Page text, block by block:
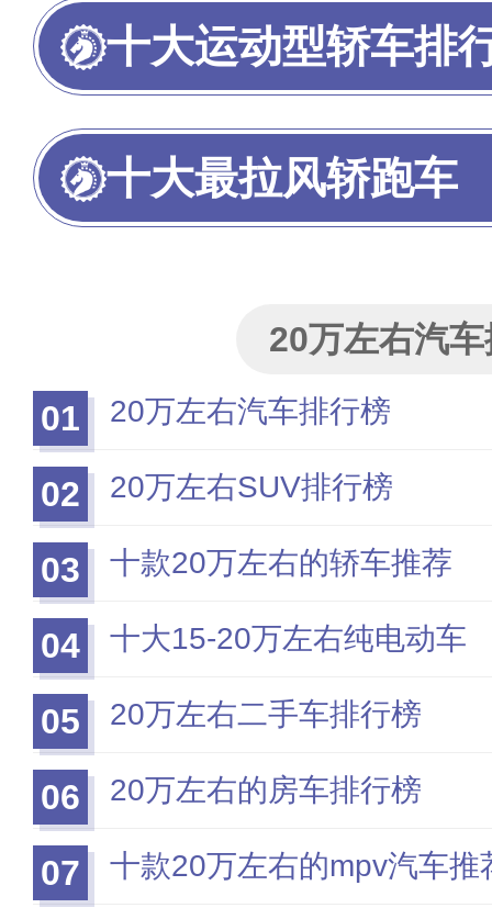
十大运动型轿车排
十大最拉风轿跑车
20万左右汽
01
20万左右汽车排行榜
02 20万左右SUV排行榜
03 十款20万左右的轿车推荐
04 十大15-20万左右纯电动车
05 20万左右二手车排行榜
06 20万左右的房车排行榜
07 十款20万左右的mpv汽车推